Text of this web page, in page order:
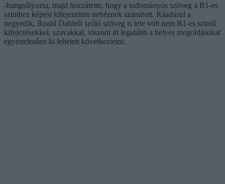
-hangsúlyozta, majd hozzátette, hogy a tudományos szöveg a B1-es
szinthez képest kifejezetten nehéznek számított. Ráadásul a
negyedik, Roald Dahlról szóló szöveg is tele volt nem B1-es szintű
kifejezésekkel, szavakkal, viszont itt legalább a helyes megoldásokat
egyértelműen ki lehetett következtetni.